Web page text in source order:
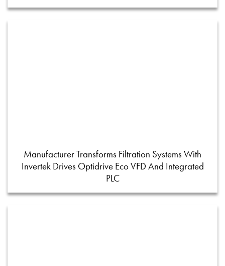
Manufacturer Transforms Filtration Systems With
Invertek Drives Optidrive Eco VFD And Integrated
PLC